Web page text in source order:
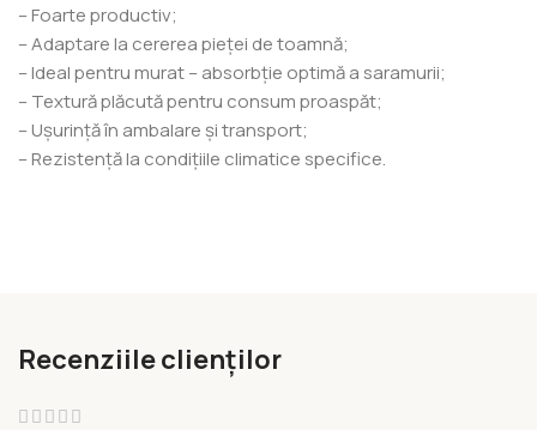
– Foarte productiv;
– Adaptare la cererea pieței de toamnă;
– Ideal pentru murat – absorbție optimă a saramurii;
– Textură plăcută pentru consum proaspăt;
– Ușurință în ambalare și transport;
– Rezistență la condițiile climatice specifice.
Recenziile clienților